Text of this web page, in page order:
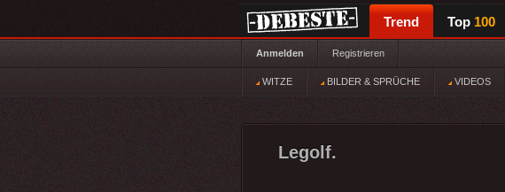
Trend Top 100
Anmelden Registrieren
WITZE BILDER & SPRÜCHE VIDEOS
Legolf.